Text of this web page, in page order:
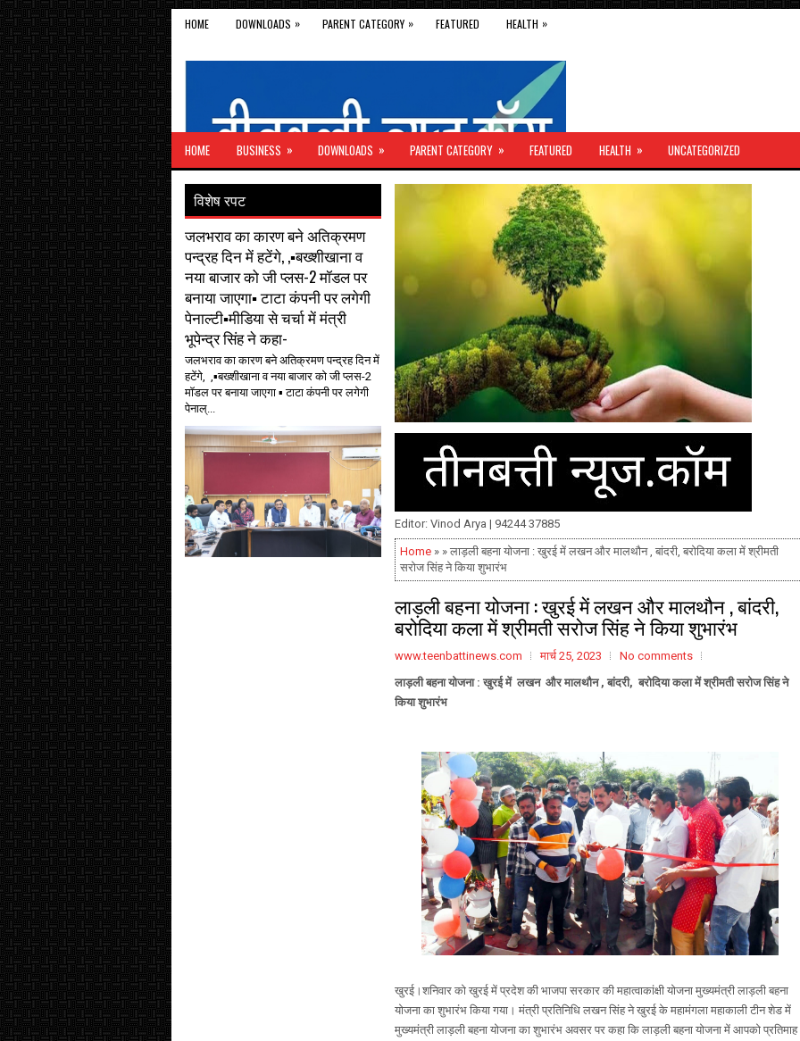
HOME DOWNLOADS » PARENT CATEGORY » FEATURED HEALTH »
HOME BUSINESS » DOWNLOADS » PARENT CATEGORY » FEATURED HEALTH » UNCATEGORIZED
Editor: Vinod Arya | 94244 37885
Home » » लाड़ली बहना योजना : खुरई में लखन और मालथौन , बांदरी, बरोदिया कला में श्रीमती
सरोज सिंह ने किया शुभारंभ
लाड़ली बहना योजना : खुरई में लखन और मालथौन , बांदरी,
बरोदिया कला में श्रीमती सरोज सिंह ने किया शुभारंभ
www.teenbattinews.com मार्च 25, 2023
No comments
लाड़ली बहना योजना : खुरई में लखन और मालथौन , बांदरी, बरोदिया कला में श्रीमती सरोज सिंह ने
किया शुभारंभ
खुरई।शनिवार को खुरई में प्रदेश की भाजपा सरकार की महात्वाकांक्षी योजना मुख्यमंत्री लाड़ली बहना
योजना का शुभारंभ किया गया। मंत्री प्रतिनिधि लखन सिंह ने खुरई के महामंगला महाकाली टीन शेड में
मुख्यमंत्री लाड़ली बहना योजना का शुभारंभ अवसर पर कहा कि लाड़ली बहना योजना में आपको प्रतिमाह
विशेष रपट
जलभराव का कारण बने अतिक्रमण
पन्द्रह दिन में हटेंगे, ,▪️बख्शीखाना व
नया बाजार को जी प्लस-2 मॉडल पर
बनाया जाएगा▪️ टाटा कंपनी पर लगेगी
पेनाल्टी▪️मीडिया से चर्चा में मंत्री
भूपेन्द्र सिंह ने कहा-
जलभराव का कारण बने अतिक्रमण पन्द्रह दिन में
हटेंगे, ,▪️बख्शीखाना व नया बाजार को जी प्लस-2
मॉडल पर बनाया जाएगा ▪️ टाटा कंपनी पर लगेगी
पेनाल्...